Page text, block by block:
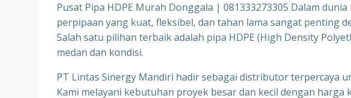
Pusat Pipa HDPE Murah Donggala | 081333273305 Dalam
perpipaan yang kuat, fleksibel, dan tahan lama sangat penting
Salah satu pilihan terbaik adalah pipa HDPE (High Density
medan dan kondisi.
PT Lintas Sinergy Mandiri hadir sebagai distributor terpercaya
Kami melayani kebutuhan proyek besar dan kecil dengan